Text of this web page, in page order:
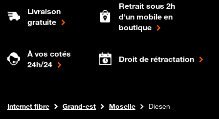
Livraison
gratuite
Retrait sous 2h
d'un mobile en
boutique
À vos cotés
24h/24
Droit de rétractation
Boutique Orange
Internet fibre Grand-est Moselle Diesen